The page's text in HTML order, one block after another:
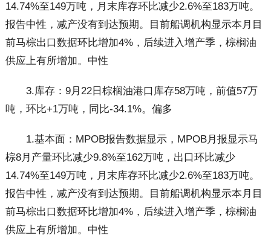
14.74%至149万吨，月末库存环比减少2.6%至183万吨。
报告中性，减产没有到达预期。目前船调机构显示本月目
前马棕出口数据环比增加4%，后续进入增产季，棕榈油
供应上有所增加。中性
3.库存：9月22日棕榈油港口库存58万吨，前值57万
吨，环比+1万吨，同比-34.1%。偏多
1.基本面：MPOB报告数据显示，MPOB月报显示马
棕8月产量环比减少9.8%至162万吨，出口环比减少
14.74%至149万吨，月末库存环比减少2.6%至183万吨。
报告中性，减产没有到达预期。目前船调机构显示本月目
前马棕出口数据环比增加4%，后续进入增产季，棕榈油
供应上有所增加。中性